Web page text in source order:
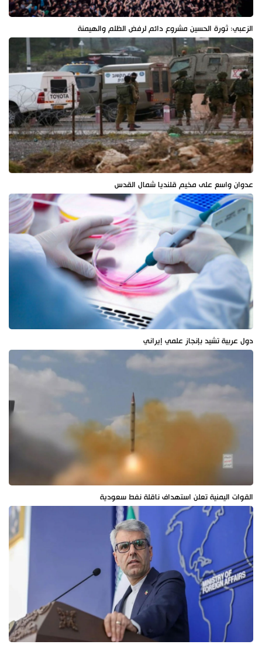
الزعبي: ثورة الحسين مشروع دائم لرفض الظلم والهيمنة
عدوان واسع على مخيم قلنديا شمال القدس
دول عربية تشيد بإنجاز علمي إيراني
القوات اليمنية تعلن استهداف ناقلة نفط سعودية